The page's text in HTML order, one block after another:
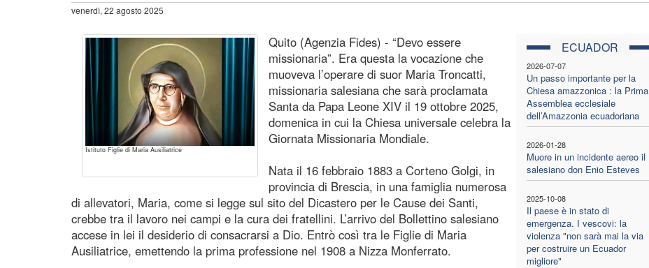
venerdì, 22 agosto 2025
Istituto Figlie di Maria Ausiliatrice
ECUADOR
2026-07-07
Un passo importante per la
Chiesa amazzonica : la Prima
Assemblea ecclesiale
dell’Amazzonia ecuadoriana
2026-01-28
Muore in un incidente aereo il
salesiano don Enio Esteves
2025-10-08
Il paese è in stato di
emergenza. I vescovi: la
violenza "non sarà mai la via
per costruire un Ecuador
migliore"
Quito (Agenzia Fides) - “Devo essere
missionaria”. Era questa la vocazione che
muoveva l’operare di suor Maria Troncatti,
missionaria salesiana che sarà proclamata
Santa da Papa Leone XIV il 19 ottobre 2025,
domenica in cui la Chiesa universale celebra la
Giornata Missionaria Mondiale.
Nata il 16 febbraio 1883 a Corteno Golgi, in
provincia di Brescia, in una famiglia numerosa
di allevatori, Maria, come si legge sul sito del Dicastero per le Cause dei Santi,
crebbe tra il lavoro nei campi e la cura dei fratellini. L’arrivo del Bollettino salesiano
accese in lei il desiderio di consacrarsi a Dio. Entrò così tra le Figlie di Maria
Ausiliatrice, emettendo la prima professione nel 1908 a Nizza Monferrato.